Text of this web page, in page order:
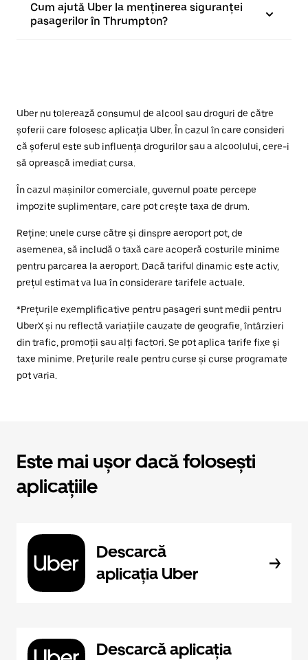
Cum ajută Uber la menținerea siguranței
pasagerilor în Thrumpton?
Uber nu tolerează consumul de alcool sau droguri de către
șoferii care folosesc aplicația Uber. În cazul în care consideri
că șoferul este sub influența drogurilor sau a alcoolului, cere-i
să oprească imediat cursa.
În cazul mașinilor comerciale, guvernul poate percepe
impozite suplimentare, care pot crește taxa de drum.
Reține: unele curse către și dinspre aeroport pot, de
asemenea, să includă o taxă care acoperă costurile minime
pentru parcarea la aeroport. Dacă tariful dinamic este activ,
prețul estimat va lua în considerare tarifele actuale.
*Prețurile exemplificative pentru pasageri sunt medii pentru
UberX și nu reflectă variațiile cauzate de geografie, întârzieri
din trafic, promoții sau alți factori. Se pot aplica tarife fixe și
taxe minime. Prețurile reale pentru curse și curse programate
pot varia.
Este mai ușor dacă folosești
aplicațiile
Descarcă
aplicația Uber
Descarcă aplicația